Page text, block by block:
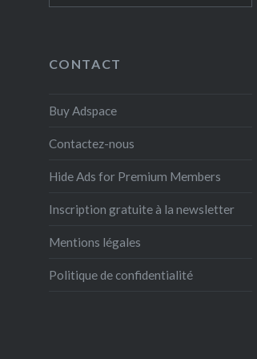
CONTACT
Buy Adspace
Contactez-nous
Hide Ads for Premium Members
Inscription gratuite à la newsletter
Mentions légales
Politique de confidentialité